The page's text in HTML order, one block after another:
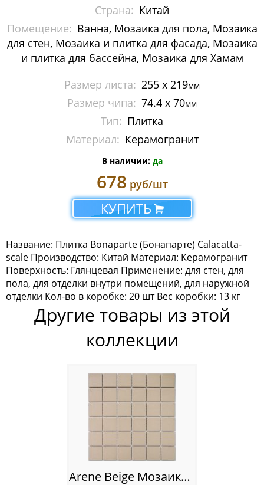
Металлическая мозаика
Мозаика стеклянная с камнем
Растяжки из мозаики
Стеклянная мозаика
Мозаика Caramelle Mosaic
Мозаика Dao
Мозаика Decor-mosaic
Мозаика Irida
Мозаика Keramograd
Мозаика Mir Mosaic
Мозаика NSmosaic
Мозаика Rose Mosaic
Мозаика Sekitei
Мозаика Starmosaic
Мозаика Tonomosaic
Страна: Китай
Помещение: Ванна, Мозаика для пола, Мозаика
для стен, Мозаика и плитка для фасада, Мозаика
и плитка для бассейна, Мозаика для Хамам
Размер листа: 255 х 219мм
Размер чипа: 74.4 х 70мм
Тип: Плитка
Материал: Керамогранит
В наличии: да
678 руб/шт
КУПИТЬ
Название: Плитка Bonaparte (Бонапарте) Calacatta-
scale Производство: Китай Материал: Керамогранит
Поверхность: Глянцевая Применение: для стен, для
пола, для отделки внутри помещений, для наружной
отделки Кол-во в коробке: 20 шт Вес коробки: 13 кг
Другие товары из этой
коллекции
Arene Beige Мозаика Bonaparte